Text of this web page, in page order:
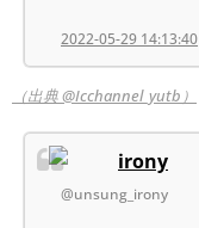
2022-05-29 14:13:40
（出典 @Icchannel_yutb）
irony
@unsung_irony